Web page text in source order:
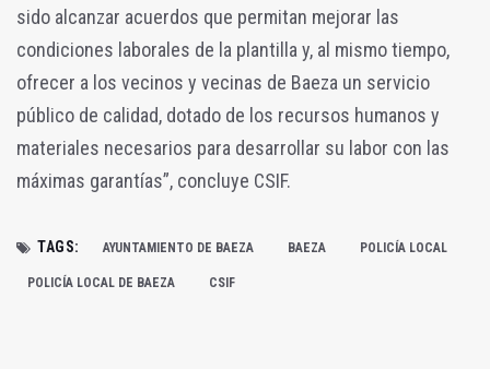
sido alcanzar acuerdos que permitan mejorar las
condiciones laborales de la plantilla y, al mismo tiempo,
ofrecer a los vecinos y vecinas de Baeza un servicio
público de calidad, dotado de los recursos humanos y
materiales necesarios para desarrollar su labor con las
máximas garantías”, concluye CSIF.
TAGS: AYUNTAMIENTO DE BAEZA BAEZA POLICÍA LOCAL
POLICÍA LOCAL DE BAEZA CSIF